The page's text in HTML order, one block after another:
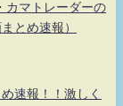
マトレーダーの
とめ速報）
速報！！激しく